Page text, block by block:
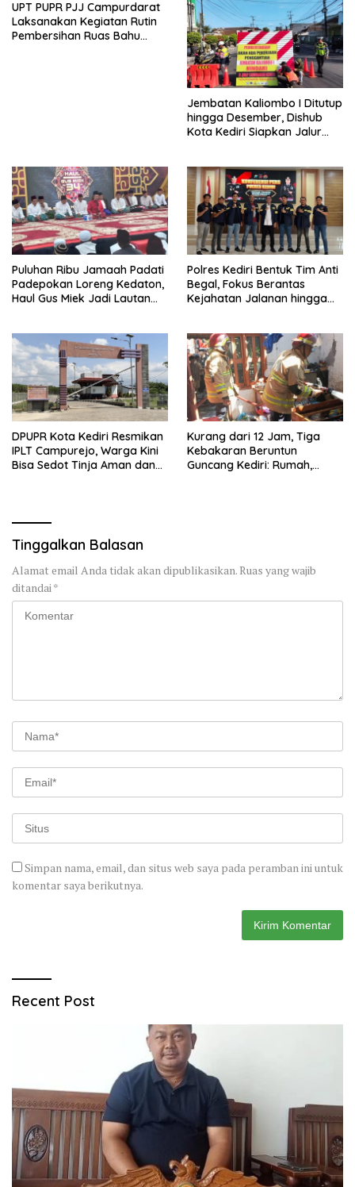
UPT PUPR PJJ Campurdarat
Laksanakan Kegiatan Rutin
Pembersihan Ruas Bahu
Jembatan Kaliombo I Ditutup
hingga Desember, Dishub
Kota Kediri Siapkan Jalur
Puluhan Ribu Jamaah Padati
Padepokan Loreng Kedaton,
Haul Gus Miek Jadi Lautan
Polres Kediri Bentuk Tim Anti
Begal, Fokus Berantas
Kejahatan Jalanan hingga
DPUPR Kota Kediri Resmikan
IPLT Campurejo, Warga Kini
Bisa Sedot Tinja Aman dan
Kurang dari 12 Jam, Tiga
Kebakaran Beruntun
Guncang Kediri: Rumah,
Tinggalkan Balasan
Alamat email Anda tidak akan dipublikasikan.Ruas yang wajib
ditandai *
Simpan nama, email, dan situs web saya pada peramban ini untuk
komentar saya berikutnya.
Recent Post